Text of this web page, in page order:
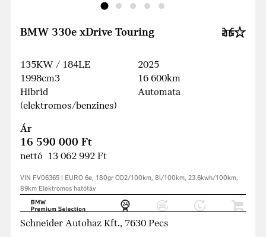
BMW 330e xDrive Touring
135KW / 184LE
1998cm3
Hibrid
(elektromos/benzines)
2025
16 600km
Automata
Ár
16 590 000 Ft
nettó 13 062 992 Ft
VIN FV06365 | EURO 6e, 180gr CO2/100km, 8l/100km, 23.6kwh/100km,
89km Elektromos hatótáv
Schneider Autohaz Kft., 7630 Pecs